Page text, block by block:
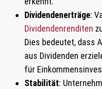
Dividendenerträge:
Dividendenrenditen
Dies bedeutet, dass
aus Dividenden
für
Stabilität: